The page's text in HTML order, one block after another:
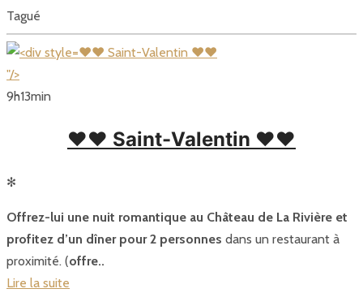
Tagué
❤❤ Saint-Valentin ❤❤
"/>
9h13min
❤❤ Saint-Valentin ❤❤
✻
Offrez-lui une nuit romantique au Château de La Rivière et
profitez d’un dîner pour 2 personnes dans un restaurant à
proximité. (offre..
Lire la suite